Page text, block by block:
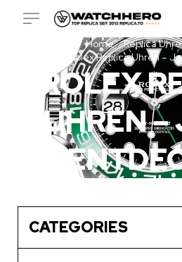
ROLEX
UHREN –
Home / Replica
Rolex Replica Uhren –
CATEGORIES